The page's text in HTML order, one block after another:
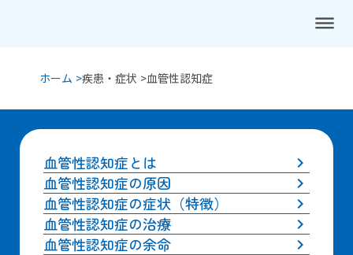
dehaze
ホーム >疾患・症状 >血管性認知症
血管性認知症とは keyboard_arrow_right
血管性認知症の原因 keyboard_arrow_right
血管性認知症の症状（特徴） keyboard_arrow_right
血管性認知症の治療 keyboard_arrow_right
血管性認知症の余命 keyboard_arrow_right